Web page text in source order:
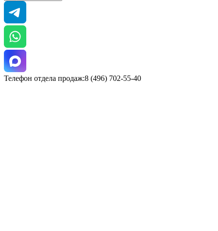
Телефон отдела продаж:8 (496) 702-55-40